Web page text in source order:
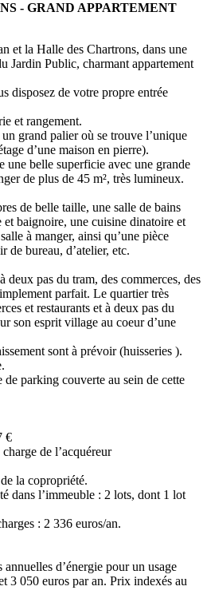
- GRAND APPARTEMENT
et la Halle des Chartrons, dans une
Jardin Public, charmant appartement
disposez de votre propre entrée
et rangement.
grand palier où se trouve l’unique
d’une maison en pierre).
une belle superficie avec une grande
de plus de 45 m², très lumineux.
de belle taille, une salle de bains
baignoire, une cuisine dinatoire et
à manger, ainsi qu’une pièce
de bureau, d’atelier, etc.
deux pas du tram, des commerces, des
parfait. Le quartier très
et restaurants et à deux pas du
son esprit village au coeur d’une
sont à prévoir (huisseries ).
parking couverte au sein de cette
€
de l’acquéreur
la copropriété.
dans l’immeuble : 2 lots, dont 1 lot
: 2 336 euros/an.
d’énergie pour un usage
3 050 euros par an. Prix indexés au